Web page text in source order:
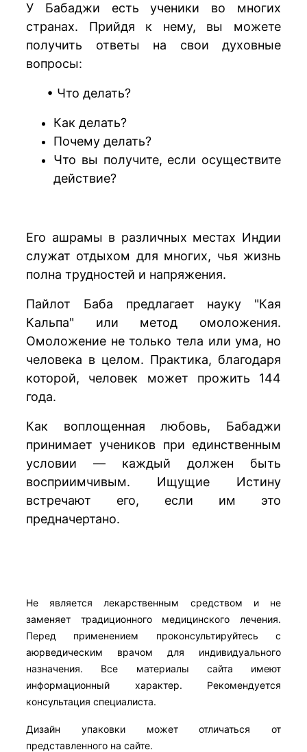
У Бабаджи есть ученики во многих
странах. Прийдя к нему, вы можете
получить ответы на свои духовные
вопросы:
• Что делать?
Как делать?
Почему делать?
Что вы получите, если осуществите
действие?
Его ашрамы в различных местах Индии
служат отдыхом для многих, чья жизнь
полна трудностей и напряжения.
Пайлот Баба предлагает науку "Кая
Кальпа" или метод омоложения.
Омоложение не только тела или ума, но
человека в целом. Практика, благодаря
которой, человек может прожить 144
года.
Как воплощенная любовь, Бабаджи
принимает учеников при единственным
условии — каждый должен быть
восприимчивым. Ищущие Истину
встречают его, если им это
предначертано.
Не является лекарственным средством и не
заменяет традиционного медицинского лечения.
Перед применением проконсультируйтесь с
аюрведическим врачом для индивидуального
назначения. Все материалы сайта имеют
информационный характер. Рекомендуется
консультация специалиста.
Дизайн упаковки может отличаться от
представленного на сайте.